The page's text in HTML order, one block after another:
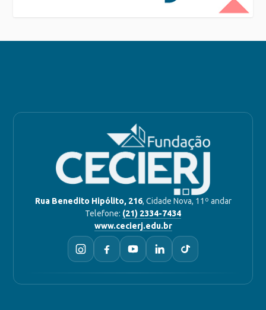
Rua Benedito Hipólito, 216, Cidade Nova, 11º andar
Telefone: (21) 2334-7434
www.cecierj.edu.br